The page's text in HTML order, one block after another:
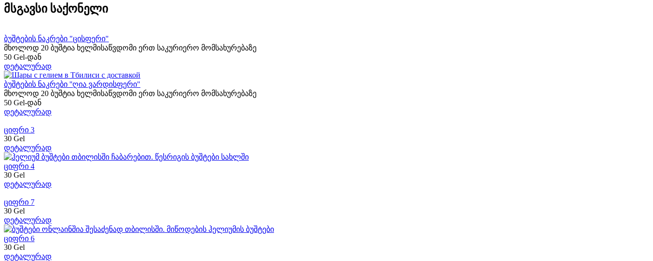
მსგავსი საქონელი
ბუშტების ნაკრები "ცისფერი"
მხოლოდ 20 ბუშტია ხელმისაწვდომი ერთ საკურიერო მომსახურებაზე
50 Gel-დან
დეტალურად
ბუშტების ნაკრები ''ღია ვარდისფერი"
მხოლოდ 20 ბუშტია ხელმისაწვდომი ერთ საკურიერო მომსახურებაზე
50 Gel-დან
დეტალურად
ციფრი 3
30 Gel
დეტალურად
ციფრი 4
30 Gel
დეტალურად
ციფრი 7
30 Gel
დეტალურად
ციფრი 6
30 Gel
დეტალურად